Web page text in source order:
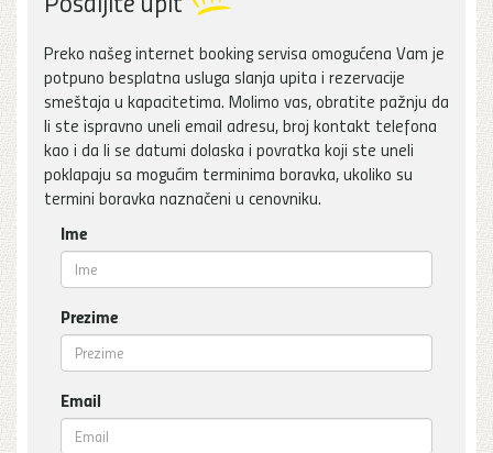
Preko našeg internet booking servisa omogućena Vam je
potpuno besplatna usluga slanja upita i rezervacije
smeštaja u kapacitetima. Molimo vas, obratite pažnju da
li ste ispravno uneli email adresu, broj kontakt telefona
kao i da li se datumi dolaska i povratka koji ste uneli
poklapaju sa mogućim terminima boravka, ukoliko su
termini boravka naznačeni u cenovniku.
Ime
Prezime
Email